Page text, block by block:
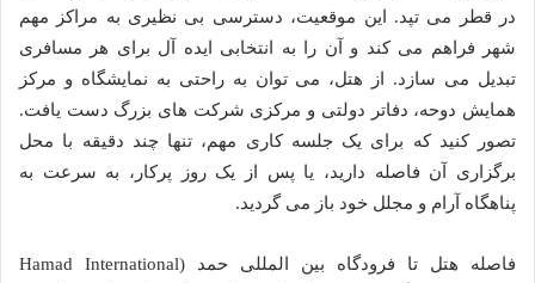
در قطر می تپد. این موقعیت، دسترسی بی نظیری به مراکز مهم
شهر فراهم می کند و آن را به انتخابی ایده آل برای هر مسافری
تبدیل می سازد. از هتل، می توان به راحتی به نمایشگاه و مرکز
همایش دوحه، دفاتر دولتی و مرکزی شرکت های بزرگ دست یافت.
تصور کنید که برای یک جلسه کاری مهم، تنها چند دقیقه با محل
برگزاری آن فاصله دارید، یا پس از یک روز پرکار، به سرعت به
پناهگاه آرام و مجلل خود باز می گردید.
فاصله هتل تا فرودگاه بین المللی حمد (Hamad International